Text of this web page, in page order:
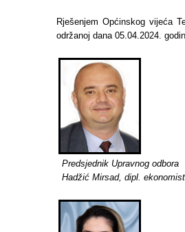
Rješenjem Općinskog vijeća
održanoj dana 05.04.2024.
Predsjednik Upravnog odbora
Hadžić Mirsad, dipl.